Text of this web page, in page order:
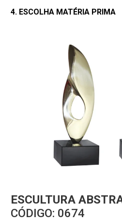
4. ESCOLHA MATÉRIA PRIMA
ESCULTURA
CÓDIGO: 0674